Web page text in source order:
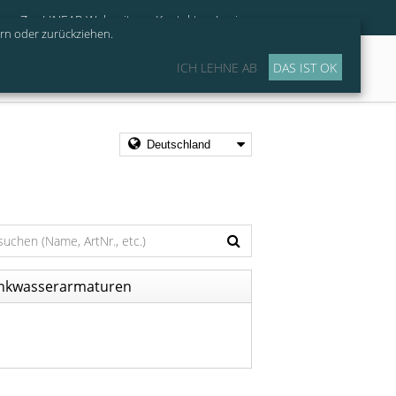
Zur LINEAR Webseite Kontakt Login
oder zurückziehen.
ICH LEHNE AB DAS IST OK